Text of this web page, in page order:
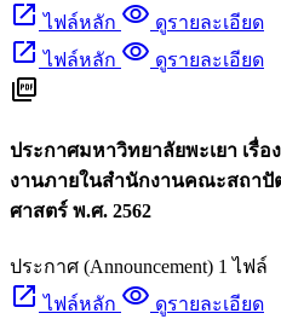
open_in_new ไฟล์หลัก visibility ดูรายละเอียด
open_in_new ไฟล์หลัก visibility ดูรายละเอียด
picture_as_pdf
ประกาศมหาวิทยาลัยพะเยา เรื่
งานภายในสำนักงานคณะสถาปั
ศาสตร์ พ.ศ. 2562
ประกาศ (Announcement) 1 ไฟล์
open_in_new ไฟล์หลัก visibility ดูรายละเอียด